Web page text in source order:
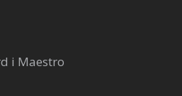
i Maestro